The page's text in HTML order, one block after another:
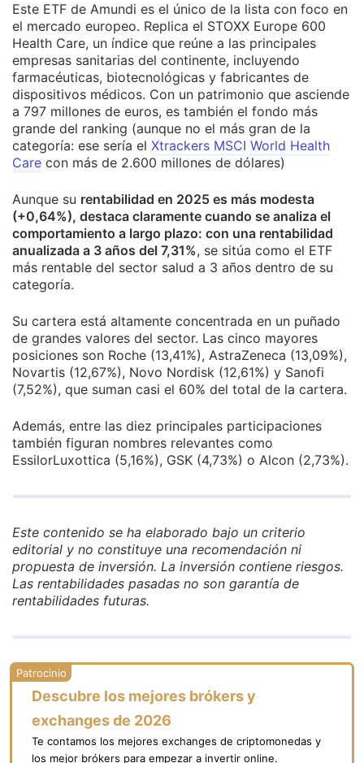
Este ETF de Amundi es el único de la lista con foco en
el mercado europeo. Replica el STOXX Europe 600
Health Care, un índice que reúne a las principales
empresas sanitarias del continente, incluyendo
farmacéuticas, biotecnológicas y fabricantes de
dispositivos médicos. Con un patrimonio que asciende
a 797 millones de euros, es también el fondo más
grande del ranking (aunque no el más gran de la
categoría: ese sería el Xtrackers MSCI World Health
Care con más de 2.600 millones de dólares)
Aunque su rentabilidad en 2025 es más modesta
(+0,64%), destaca claramente cuando se analiza el
comportamiento a largo plazo: con una rentabilidad
anualizada a 3 años del 7,31%, se sitúa como el ETF
más rentable del sector salud a 3 años dentro de su
categoría.
Su cartera está altamente concentrada en un puñado
de grandes valores del sector. Las cinco mayores
posiciones son Roche (13,41%), AstraZeneca (13,09%),
Novartis (12,67%), Novo Nordisk (12,61%) y Sanofi
(7,52%), que suman casi el 60% del total de la cartera.
Además, entre las diez principales participaciones
también figuran nombres relevantes como
EssilorLuxottica (5,16%), GSK (4,73%) o Alcon (2,73%).
Este contenido se ha elaborado bajo un criterio
editorial y no constituye una recomendación ni
propuesta de inversión. La inversión contiene riesgos.
Las rentabilidades pasadas no son garantía de
rentabilidades futuras.
Descubre los mejores brókers y
exchanges de 2026
Te contamos los mejores exchanges de criptomonedas y
los mejor brókers para empezar a invertir online.